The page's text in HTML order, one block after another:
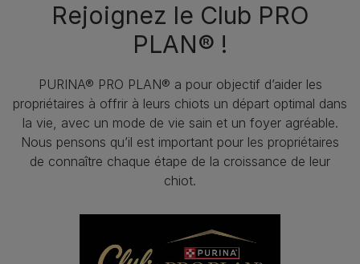
Rejoignez le Club PRO
PLAN® !
PURINA® PRO PLAN® a pour objectif d’aider les
propriétaires à offrir à leurs chiots un départ optimal dans
la vie, avec un mode de vie sain et un foyer agréable.
Nous pensons qu’il est important pour les propriétaires
de connaître chaque étape de la croissance de leur
chiot.